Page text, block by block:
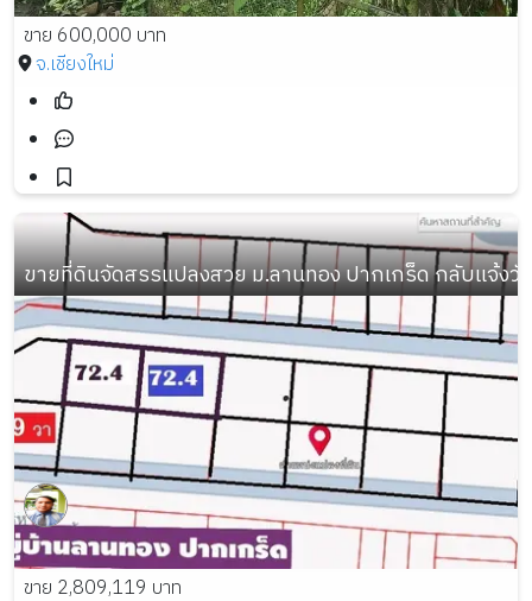
ขาย 600,000 บาท
จ.เชียงใหม่
ขายที่ดินจัดสรรแปลงสวย ม.ลานทอง ปากเกร็ด กลับแจ้งวั
ขาย 2,809,119 บาท